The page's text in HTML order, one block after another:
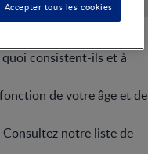
quoi consistent-ils et à
de votre âge et de
notre liste de
Accepter tous les cookies